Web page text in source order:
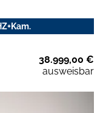
38.999,00 €
ausweisbar